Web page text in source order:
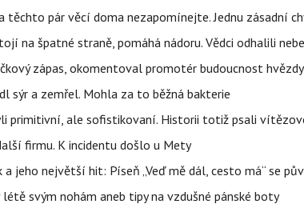
těchto pár věcí doma nezapomínejte. Jednu zásadní
na špatné straně, pomáhá nádoru. Vědci odhalili
zápas, okomentoval promotér budoucnost
sýr a zemřel. Mohla za to běžná bakterie
primitivní, ale sofistikovaní. Historii totiž psali
firmu. K incidentu došlo u Mety
a jeho největší hit: Píseň „Veď mě dál, cesto má“ se
svým nohám aneb tipy na vzdušné pánské boty